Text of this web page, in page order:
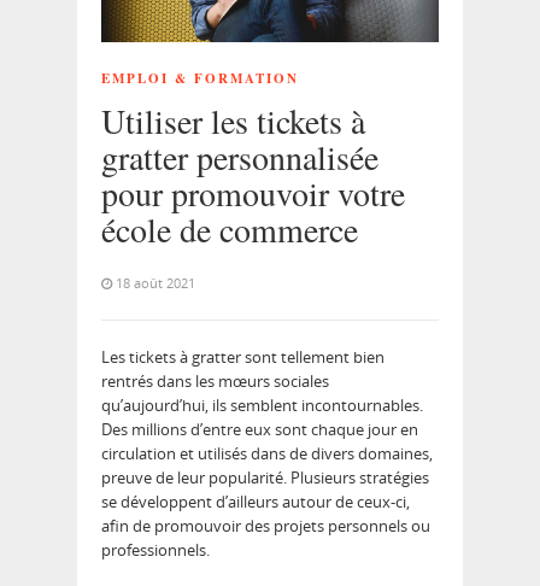
EMPLOI & FORMATION
Utiliser les tickets à
gratter personnalisée
pour promouvoir votre
école de commerce
18 août 2021
Les tickets à gratter sont tellement bien
rentrés dans les mœurs sociales
qu’aujourd’hui, ils semblent incontournables.
Des millions d’entre eux sont chaque jour en
circulation et utilisés dans de divers domaines,
preuve de leur popularité. Plusieurs stratégies
se développent d’ailleurs autour de ceux-ci,
afin de promouvoir des projets personnels ou
professionnels.